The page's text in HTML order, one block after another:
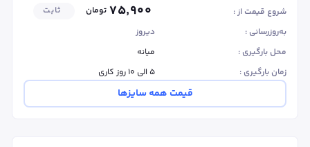
شروع قیمت از : ۷۵٬۹۰۰ تومان
ثابت
به‌روزرسانی :
دیروز
محل بارگیری :
میانه
زمان بارگیری :
۵ الی ۱۰ روز کاری
قیمت همه سایزها